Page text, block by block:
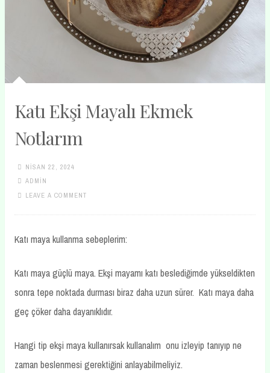
Katı Ekşi Mayalı Ekmek
Notlarım
NISAN 22, 2024
ADMIN
LEAVE A COMMENT
Katı maya kullanma sebeplerim:
Katı maya güçlü maya. Ekşi mayamı katı beslediğimde yükseldikten
sonra tepe noktada durması biraz daha uzun sürer. Katı maya daha
geç çöker daha dayanıklıdır.
Hangi tip ekşi maya kullanırsak kullanalım onu izleyip tanıyıp ne
zaman beslenmesi gerektiğini anlayabilmeliyiz.